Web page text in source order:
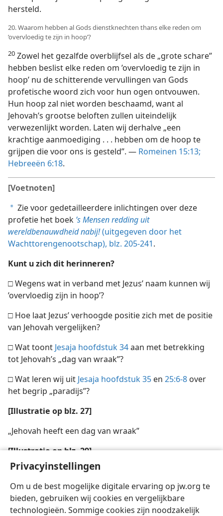
Privacyinstellingen
Om u de best mogelijke digitale ervaring op jw.org te
bieden, gebruiken wij cookies en vergelijkbare
technologieën. Sommige cookies zijn noodzakelijk
hersteld.
20. Waarom hebben al Gods dienstknechten thans elke reden om
’overvloedig te zijn in hoop’?
20 Zowel het gezalfde overblijfsel als de „grote schare”
hebben beslist elke reden om ’overvloedig te zijn in
hoop’ nu de schitterende vervullingen van Gods
profetische woord zich voor hun ogen ontvouwen.
Hun hoop zal niet worden beschaamd, want al
Jehovah’s grootse beloften zullen uiteindelijk
verwezenlijkt worden. Laten wij derhalve „een
krachtige aanmoediging . . . hebben om de hoop te
grijpen die voor ons is gesteld”. — Romeinen 15:13;
Hebreeën 6:18.
[Voetnoten]
a Zie voor gedetailleerdere inlichtingen over deze
profetie het boek ’s Mensen redding uit
wereldbenauwdheid nabij!(uitgegeven door het
Wachttorengenootschap), blz. 205-241.
Kunt u zich dit herinneren?
□Wegens wat in verband met Jezus’ naam kunnen wij
’overvloedig zijn in hoop’?
□ Hoe laat Jezus’ verhoogde positie zich met de positie
van Jehovah vergelijken?
□Wat toont Jesaja hoofdstuk 34aan met betrekking
tot Jehovah’s „dag van wraak”?
□Wat leren wij uit Jesaja hoofdstuk 35 en 25:6-8 over
het begrip „paradijs”?
[Illustratie op blz. 27]
„Jehovah heeft een dag van wraak”
[Illustratie op blz. 29]
Het geestelijke paradijs vormt een bescherming tegen
de ’pestilenties’ die de mensheid thans kwellen